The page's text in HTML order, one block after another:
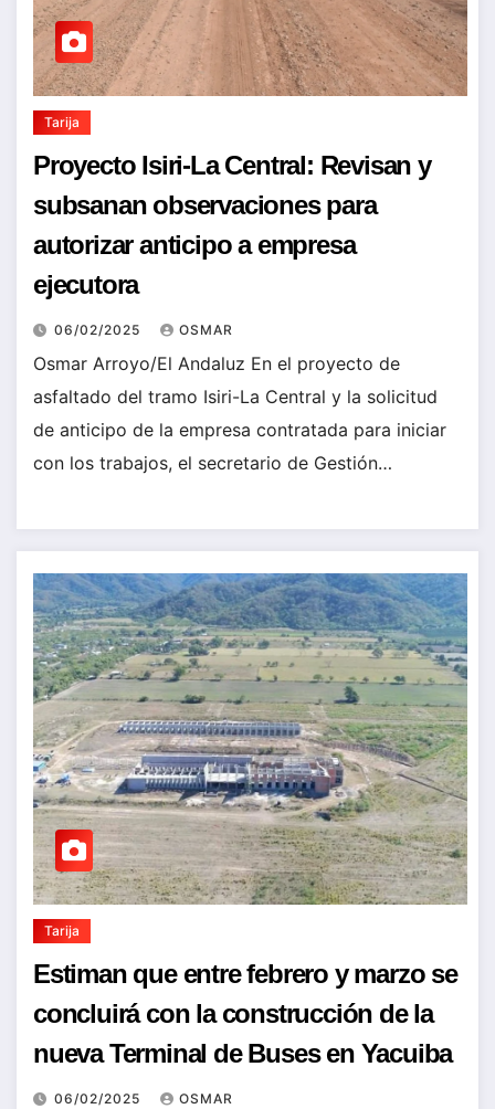
Tarija
Proyecto Isiri-La Central: Revisan y
subsanan observaciones para
autorizar anticipo a empresa
ejecutora
06/02/2025 OSMAR
Osmar Arroyo/El Andaluz En el proyecto de
asfaltado del tramo Isiri-La Central y la solicitud
de anticipo de la empresa contratada para iniciar
con los trabajos, el secretario de Gestión…
Tarija
Estiman que entre febrero y marzo se
concluirá con la construcción de la
nueva Terminal de Buses en Yacuiba
06/02/2025 OSMAR